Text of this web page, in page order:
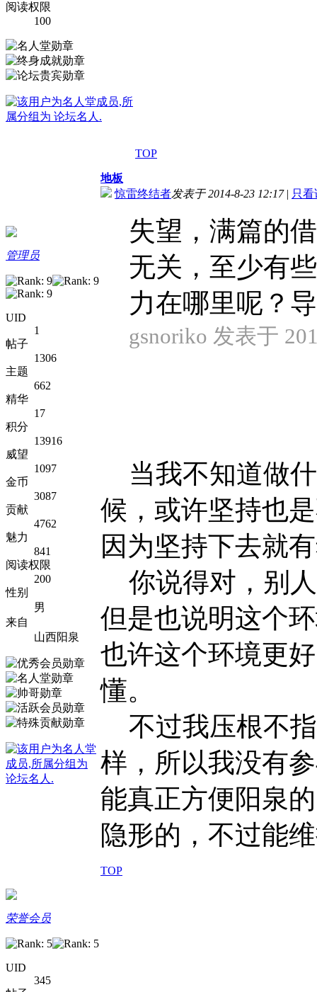
阅读权限
100
TOP
管理员
UID
1
帖子
1306
主题
662
精华
17
积分
13916
威望
1097
金币
3087
贡献
4762
魅力
841
阅读权限
200
性别
男
来自
山西阳泉
地板
惊雷终结者发表于 2014-8-23 12:17| 只
失望，满篇的
无关，至少有
力在哪里呢？
gsnoriko 发表于
当我不知道做
候，或许坚持也
因为坚持下去就
你说得对，别
但是也说明这个
也许这个环境更
懂。
不过我压根不
样，所以我没有
能真正方便阳泉
隐形的，不过能
TOP
荣誉会员
UID
345